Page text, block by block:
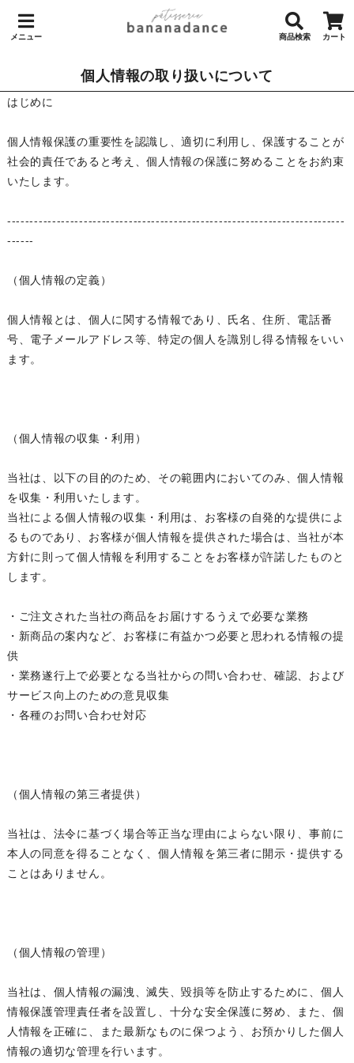
メニュー 商品検索 カート
個人情報の取り扱いについて
はじめに
個人情報保護の重要性を認識し、適切に利用し、保護することが
社会的責任であると考え、個人情報の保護に努めることをお約束
いたします。
---------------------------------------------------------------------------
------
（個人情報の定義）
個人情報とは、個人に関する情報であり、氏名、住所、電話番
号、電子メールアドレス等、特定の個人を識別し得る情報をいい
ます。
（個人情報の収集・利用）
当社は、以下の目的のため、その範囲内においてのみ、個人情報
を収集・利用いたします。
当社による個人情報の収集・利用は、お客様の自発的な提供によ
るものであり、お客様が個人情報を提供された場合は、当社が本
方針に則って個人情報を利用することをお客様が許諾したものと
します。
・ご注文された当社の商品をお届けするうえで必要な業務
・新商品の案内など、お客様に有益かつ必要と思われる情報の提
供
・業務遂行上で必要となる当社からの問い合わせ、確認、および
サービス向上のための意見収集
・各種のお問い合わせ対応
（個人情報の第三者提供）
当社は、法令に基づく場合等正当な理由によらない限り、事前に
本人の同意を得ることなく、個人情報を第三者に開示・提供する
ことはありません。
（個人情報の管理）
当社は、個人情報の漏洩、滅失、毀損等を防止するために、個人
情報保護管理責任者を設置し、十分な安全保護に努め、また、個
人情報を正確に、また最新なものに保つよう、お預かりした個人
情報の適切な管理を行います。